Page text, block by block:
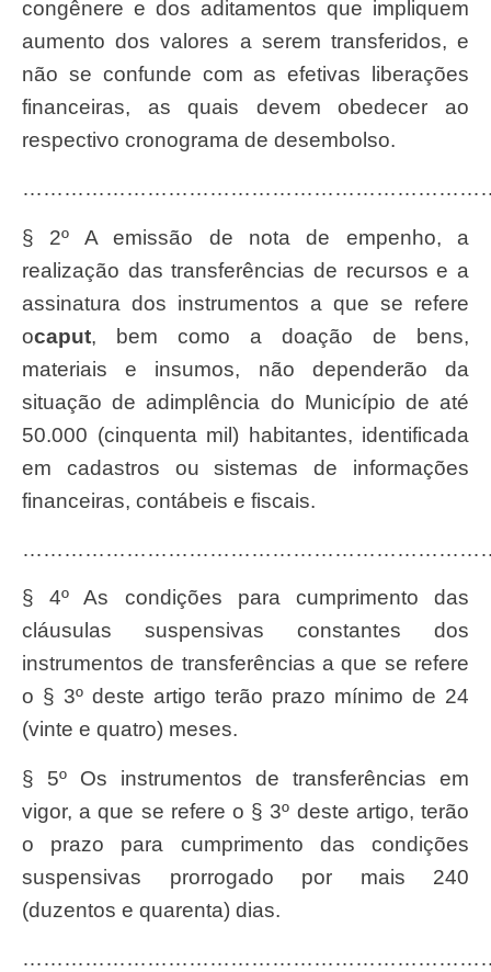
congênere e dos aditamentos que impliquem
aumento dos valores a serem transferidos, e
não se confunde com as efetivas liberações
financeiras, as quais devem obedecer ao
respectivo cronograma de desembolso.
§ 2º A emissão de nota de empenho, a
realização das transferências de recursos e a
assinatura dos instrumentos a que se refere
o caput, bem como a doação de bens,
materiais e insumos, não dependerão da
situação de adimplência do Município de até
50.000 (cinquenta mil) habitantes, identificada
em cadastros ou sistemas de informações
financeiras, contábeis e fiscais.
§ 4º As condições para cumprimento das
cláusulas suspensivas constantes dos
instrumentos de transferências a que se refere
o § 3º deste artigo terão prazo mínimo de 24
(vinte e quatro) meses.
§ 5º Os instrumentos de transferências em
vigor, a que se refere o § 3º deste artigo, terão
o prazo para cumprimento das condições
suspensivas prorrogado por mais 240
(duzentos e quarenta) dias.